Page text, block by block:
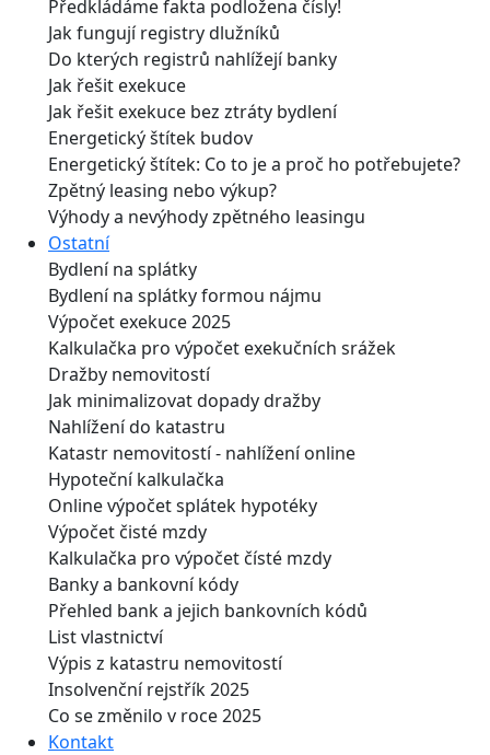
Předkládáme fakta podložena čísly!
Jak fungují registry dlužníků
Do kterých registrů nahlížejí banky
Jak řešit exekuce
Jak řešit exekuce bez ztráty bydlení
Energetický štítek budov
Energetický štítek: Co to je a proč ho potřebujete?
Zpětný leasing nebo výkup?
Výhody a nevýhody zpětného leasingu
Ostatní
Bydlení na splátky
Bydlení na splátky formou nájmu
Výpočet exekuce 2025
Kalkulačka pro výpočet exekučních srážek
Dražby nemovitostí
Jak minimalizovat dopady dražby
Nahlížení do katastru
Katastr nemovitostí - nahlížení online
Hypoteční kalkulačka
Online výpočet splátek hypotéky
Výpočet čisté mzdy
Kalkulačka pro výpočet čísté mzdy
Banky a bankovní kódy
Přehled bank a jejich bankovních kódů
List vlastnictví
Výpis z katastru nemovitostí
Insolvenční rejstřík 2025
Co se změnilo v roce 2025
Kontakt